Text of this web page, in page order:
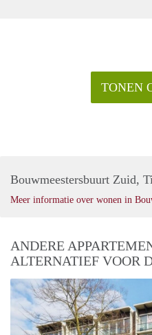
TONEN
Bouwmeestersbuurt Zuid,
Meer informatie over wonen in
ANDERE
ALTERNATIEF VOOR